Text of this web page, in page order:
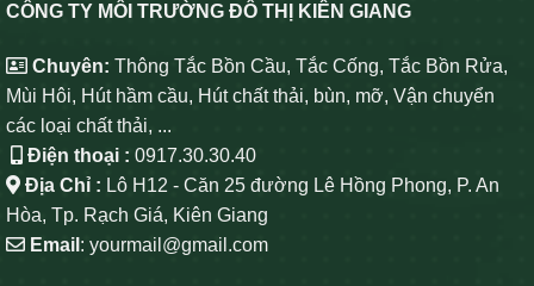
CÔNG TY MÔI TRƯỜNG ĐÔ THỊ KIÊN GIANG
Chuyên: Thông Tắc Bồn Cầu, Tắc Cống, Tắc Bồn Rửa,
Mùi Hôi, Hút hầm cầu, Hút chất thải, bùn, mỡ, Vận chuyển
các loại chất thải, ...
Điện thoại : 0917.30.30.40
Địa Chỉ : Lô H12 - Căn 25 đường Lê Hồng Phong, P. An
Hòa, Tp. Rạch Giá, Kiên Giang
Email : yourmail@gmail.com